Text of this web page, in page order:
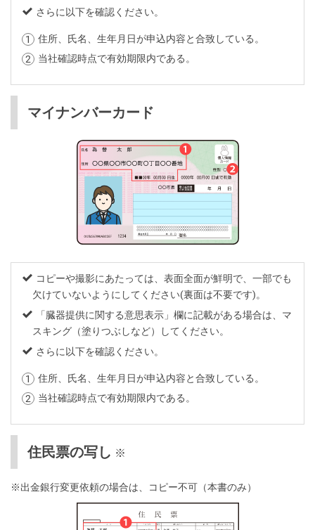
さらに以下を確認ください。
住所、氏名、生年月日が申込内容と合致している。
当社確認時点で有効期限内である。
マイナンバーカード
コピーや撮影にあたっては、表面全面が鮮明で、一部でも
欠けていないようにしてください(裏面は不要です)。
「臓器提供に関する意思表示」欄に記載がある場合は、マ
スキング（塗りつぶしなど）してください。
さらに以下を確認ください。
住所、氏名、生年月日が申込内容と合致している。
当社確認時点で有効期限内である。
住民票の写し ※
※出金銀行変更依頼の場合は、コピー不可（本書のみ）